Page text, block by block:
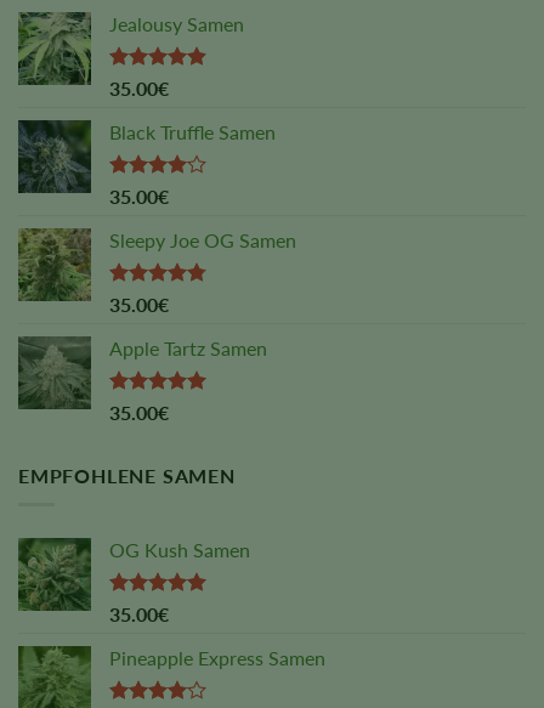
Jealousy Samen
Rated4.88
35.00€
Black Truffle Samen
Rated
of 5
35.00€
Sleepy Joe OG Samen
Rated4.75
35.00€
Apple Tartz Samen
Rated5.00
35.00€
EMPFOHLENE SAMEN
OG Kush Samen
Rated5.00
35.00€
Pineapple Express Samen